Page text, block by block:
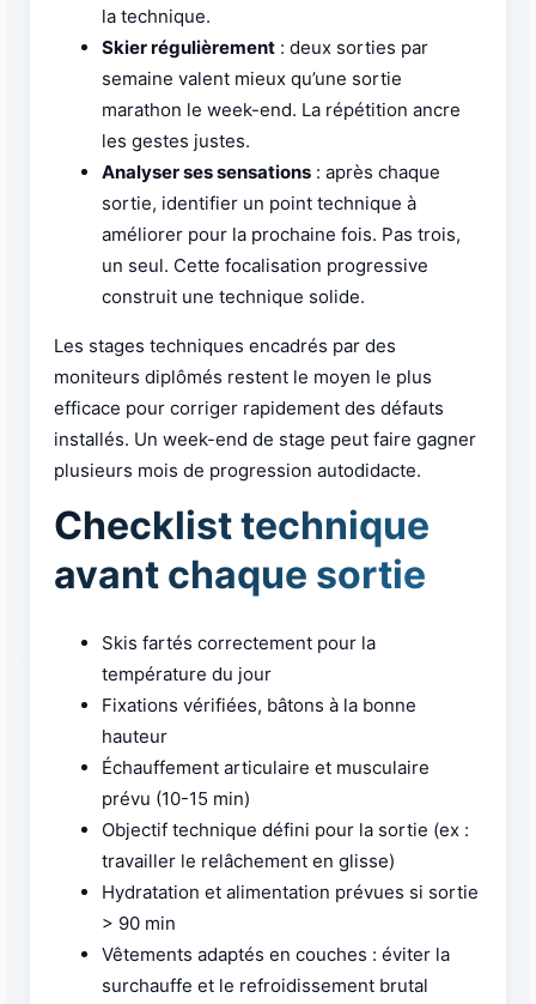
la technique.
Skier régulièrement : deux sorties par
semaine valent mieux qu’une sortie
marathon le week-end. La répétition ancre
les gestes justes.
Analyser ses sensations : après chaque
sortie, identifier un point technique à
améliorer pour la prochaine fois. Pas trois,
un seul. Cette focalisation progressive
construit une technique solide.
Les stages techniques encadrés par des
moniteurs diplômés restent le moyen le plus
efficace pour corriger rapidement des défauts
installés. Un week-end de stage peut faire gagner
plusieurs mois de progression autodidacte.
Checklist technique
avant chaque sortie
Skis fartés correctement pour la
température du jour
Fixations vérifiées, bâtons à la bonne
hauteur
Échauffement articulaire et musculaire
prévu (10-15 min)
Objectif technique défini pour la sortie (ex :
travailler le relâchement en glisse)
Hydratation et alimentation prévues si sortie
> 90 min
Vêtements adaptés en couches : éviter la
surchauffe et le refroidissement brutal